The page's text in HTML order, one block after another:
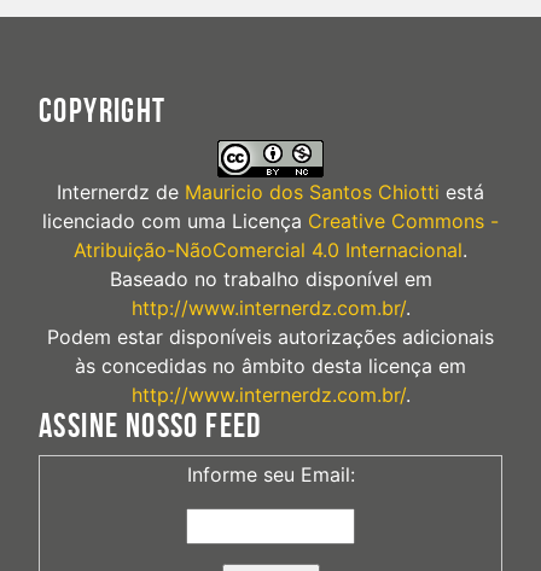
COPYRIGHT
Internerdz de Mauricio dos Santos Chiotti está
licenciado com uma Licença Creative Commons -
Atribuição-NãoComercial 4.0 Internacional.
Baseado no trabalho disponível em
http://www.internerdz.com.br/.
Podem estar disponíveis autorizações adicionais
às concedidas no âmbito desta licença em
http://www.internerdz.com.br/.
ASSINE NOSSO FEED
Informe seu Email: